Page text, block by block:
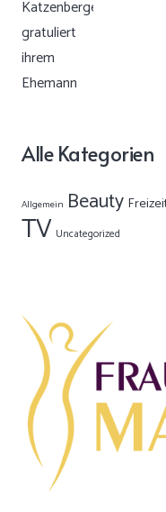
Alle Kategorien
Allgemein Beauty
TV Uncategorized